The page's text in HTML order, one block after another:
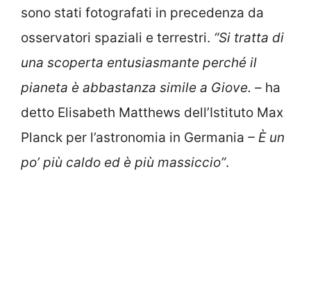
sono stati fotografati in precedenza da
osservatori spaziali e terrestri. “Si tratta di
una scoperta entusiasmante perché il
pianeta è abbastanza simile a Giove. – ha
detto Elisabeth Matthews dell’Istituto Max
Planck per l’astronomia in Germania – È un
po’ più caldo ed è più massiccio”.